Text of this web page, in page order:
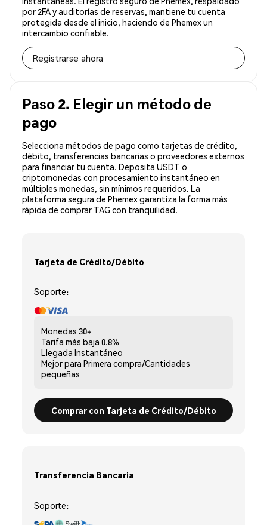
por 2FA y auditorías de reservas, mantiene tu cuenta
protegida desde el inicio, haciendo de Phemex un
intercambio confiable.
Registrarse ahora
Paso 2. Elegir un método de
pago
Selecciona métodos de pago como tarjetas de crédito,
débito, transferencias bancarias o proveedores externos
para financiar tu cuenta. Deposita USDT o
criptomonedas con procesamiento instantáneo en
múltiples monedas, sin mínimos requeridos. La
plataforma segura de Phemex garantiza la forma más
rápida de comprar TAG con tranquilidad.
Tarjeta de Crédito/Débito
Soporte:
Monedas 30+
Tarifa más baja 0.8%
Llegada Instantáneo
Mejor para Primera compra/Cantidades
pequeñas
Comprar con Tarjeta de Crédito/Débito
Transferencia Bancaria
Soporte: